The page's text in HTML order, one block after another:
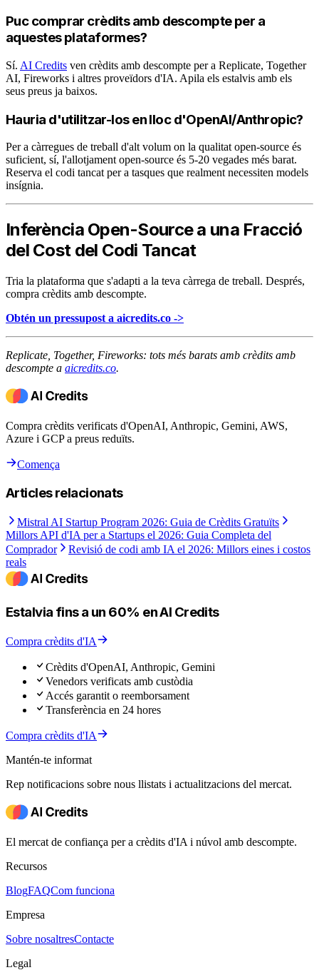
Puc comprar crèdits amb descompte per a
aquestes plataformes?
Sí. AI Credits ven crèdits amb descompte per a Replicate, Together
AI, Fireworks i altres proveïdors d'IA. Apila els estalvis amb els
seus preus ja baixos.
Hauria d'utilitzar-los en lloc d'OpenAI/Anthropic?
Per a càrregues de treball d'alt volum on la qualitat open-source és
suficient, sí, l'allotjament open-source és 5-20 vegades més barat.
Reserva el codi tancat per a tasques que realment necessiten models
insígnia.
Inferència Open-Source a una Fracció
del Cost del Codi Tancat
Tria la plataforma que s'adapti a la teva càrrega de treball. Després,
compra crèdits amb descompte.
Obtén un pressupost a aicredits.co ->
Replicate, Together, Fireworks: tots més barats amb crèdits amb
descompte a aicredits.co.
Compra crèdits verificats d'OpenAI, Anthropic, Gemini, AWS,
Azure i GCP a preus reduïts.
Comença
Articles relacionats
Mistral AI Startup Program 2026: Guia de Crèdits Gratuïts
Millors API d'IA per a Startups el 2026: Guia Completa del
Comprador
Revisió de codi amb IA el 2026: Millors eines i costos
reals
Estalvia fins a un 60% en AI Credits
Compra crèdits d'IA
Crèdits d'OpenAI, Anthropic, Gemini
Venedors verificats amb custòdia
Accés garantit o reemborsament
Transferència en 24 hores
Compra crèdits d'IA
Mantén-te informat
Rep notificacions sobre nous llistats i actualitzacions del mercat.
El mercat de confiança per a crèdits d'IA i núvol amb descompte.
Recursos
BlogFAQCom funciona
Empresa
Sobre nosaltresContacte
Legal